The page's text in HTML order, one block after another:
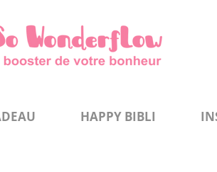
HAPPY BIBLI